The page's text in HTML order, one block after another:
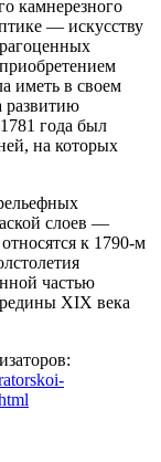
камнерезного
— искусству
иметь в своем
развитию
года был
на которых
слоев —
к 1790-м
частью
XIX века